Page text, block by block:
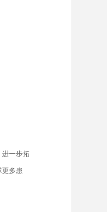
一步拓
更多患